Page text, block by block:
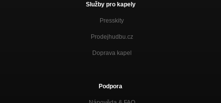
Služby pro kapely
Presskity
Prodejhudbu.cz
Doprava kapel
Podpora